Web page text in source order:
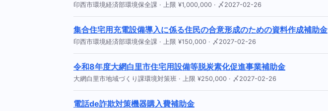
印西市環境経済部環境保全課 · 上限 ¥1,000,000 · 〆2027-02-26
集合住宅用充電設備導入に係る住民の合意形成のための資料作成補助金
印西市環境経済部環境保全課 · 上限 ¥150,000 · 〆2027-02-26
令和8年度大網白里市住宅用設備等脱炭素化促進事業補助金
大網白里市地域づくり課環境対策班 · 上限 ¥250,000 · 〆2027-02-26
電話de詐欺対策機器購入費補助金